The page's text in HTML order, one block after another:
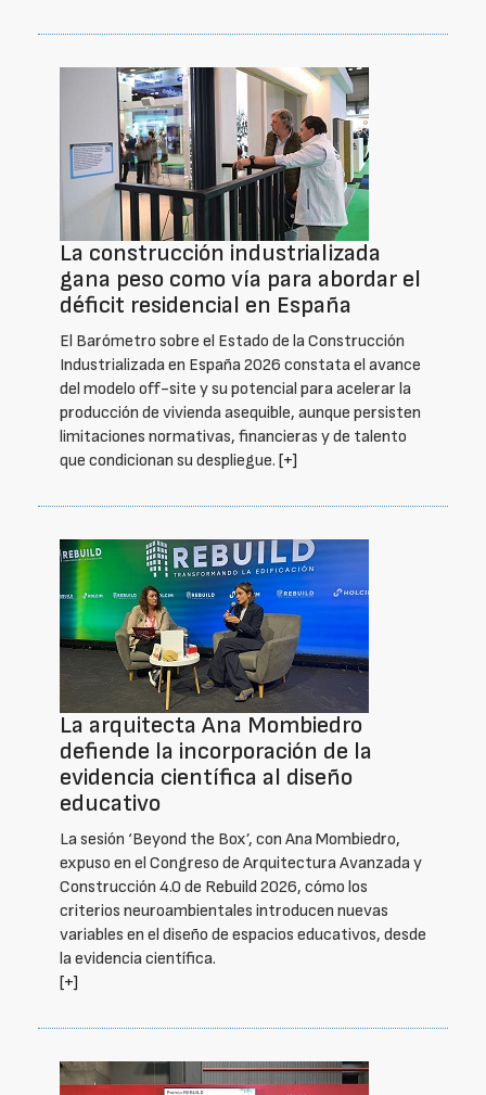
La construcción industrializada
gana peso como vía para abordar el
déficit residencial en España
El Barómetro sobre el Estado de la Construcción
Industrializada en España 2026 constata el avance
del modelo off-site y su potencial para acelerar la
producción de vivienda asequible, aunque persisten
limitaciones normativas, financieras y de talento
que condicionan su despliegue. [+]
La arquitecta Ana Mombiedro
defiende la incorporación de la
evidencia científica al diseño
educativo
La sesión ‘Beyond the Box’, con Ana Mombiedro,
expuso en el Congreso de Arquitectura Avanzada y
Construcción 4.0 de Rebuild 2026, cómo los
criterios neuroambientales introducen nuevas
variables en el diseño de espacios educativos, desde
la evidencia científica.
[+]